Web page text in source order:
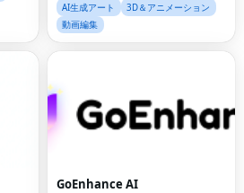
AI生成アート
3D＆アニメーション
動画編集
GoEnhance AI